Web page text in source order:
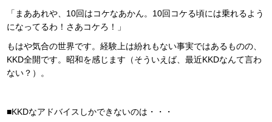
「まああれや、10回はコケなあかん。10回コケる頃には乗れるよう
になってるわ！さあコケろ！」
もはや気合の世界です。経験上は紛れもない事実ではあるものの、
KKD全開です。昭和を感じます（そういえば、最近KKDなんて言わ
ない？）。
■KKDなアドバイスしかできないのは・・・